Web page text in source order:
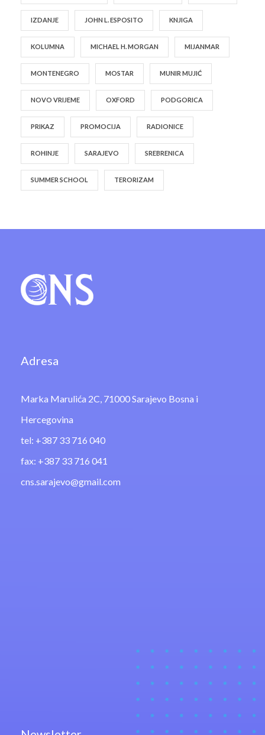
IZDANJE JOHN L. ESPOSITO KNJIGA
KOLUMNA MICHAEL H. MORGAN MIJANMAR
MONTENEGRO MOSTAR MUNIR MUJIĆ
NOVO VRIJEME OXFORD PODGORICA
PRIKAZ PROMOCIJA RADIONICE
ROHINJE SARAJEVO SREBRENICA
SUMMER SCHOOL TERORIZAM
Adresa
Marka Marulića 2C, 71000 Sarajevo Bosna i
Hercegovina
tel: +387 33 716 040
fax: +387 33 716 041
cns.sarajevo@gmail.com